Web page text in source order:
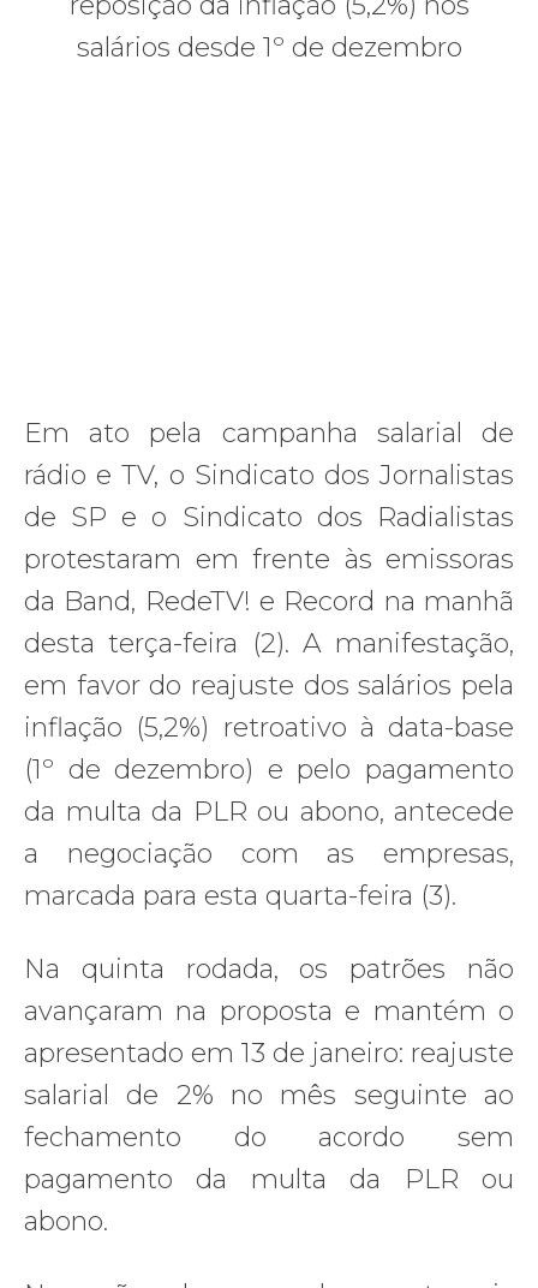
Em ato pela campanha salarial de
rádio e TV, o Sindicato dos Jornalistas
de SP e o Sindicato dos Radialistas
protestaram em frente às emissoras
da Band, RedeTV! e Record na manhã
desta terça-feira (2). A manifestação,
em favor do reajuste dos salários pela
inflação (5,2%) retroativo à data-base
(1º de dezembro) e pelo pagamento
da multa da PLR ou abono, antecede
a negociação com as empresas,
marcada para esta quarta-feira (3).
Na quinta rodada, os patrões não
avançaram na proposta e mantém o
apresentado em 13 de janeiro: reajuste
salarial de 2% no mês seguinte ao
fechamento do acordo sem
pagamento da multa da PLR ou
abono.